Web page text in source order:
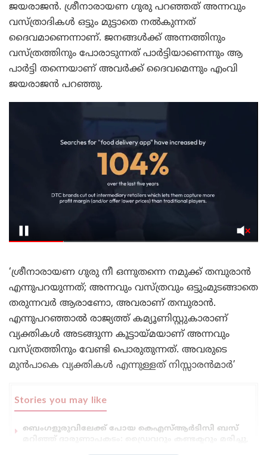
ജയരാജൻ. ശ്രീനാരായണ ഗുരു പറഞ്ഞത് അന്നവും
വസ്ത്രാദികൾ ഒട്ടും മുട്ടാതെ നൽകുന്നത്
ദൈവമാണെന്നാണ്. ജനങ്ങൾക്ക് അന്നത്തിനും
വസ്ത്രത്തിനും പോരാടുന്നത് പാർട്ടിയാണെന്നും ആ
പാർട്ടി തന്നെയാണ് അവർക്ക് ദൈവമെന്നും എംവി
ജയരാജൻ പറഞ്ഞു.
‘ശ്രീനാരായണ ഗുരു നീ ഒന്നുതന്നെ നമുക്ക് തമ്പുരാൻ
എന്നുപറയുന്നത്; അന്നവും വസ്ത്രവും ഒട്ടുംമുടങ്ങാതെ
തരുന്നവർ ആരാണോ, അവരാണ് തമ്പുരാൻ.
എന്നുപറഞ്ഞാൽ രാജ്യത്ത് കമ്യൂണിസ്റ്റുകാരാണ്
വ്യക്തികൾ അടങ്ങുന്ന കൂട്ടായ്മയാണ് അന്നവും
വസ്ത്രത്തിനും വേണ്ടി പൊരുതുന്നത്. അവരുടെ
മുൻപാകെ വ്യക്തികൾ എന്നുള്ളത് നിസ്സാരൻമാർ’
Stories you may like
ബെംഗളൂരുവിലേക്ക് പോയ കെഎസ്ആർടിസി ബസ്
മറിഞ്ഞ് ദാരുണാപകടം: ഡ്രൈവറും കണ്ടക്ടറും മരിച്ചു,